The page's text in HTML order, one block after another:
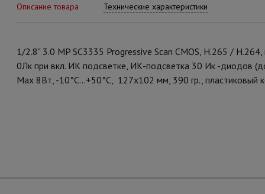
Описание товара Технические характеристики
1/2.8" 3.0 MP SC3335 Progressive Scan CMOS, H.265 /
0Лк при вкл. ИК подсветке, ИК-подсветка 30 Ик -диодов
Мах 8Вт, -10°С...+50°С, 127х102 мм, 390 гр., пластиковый